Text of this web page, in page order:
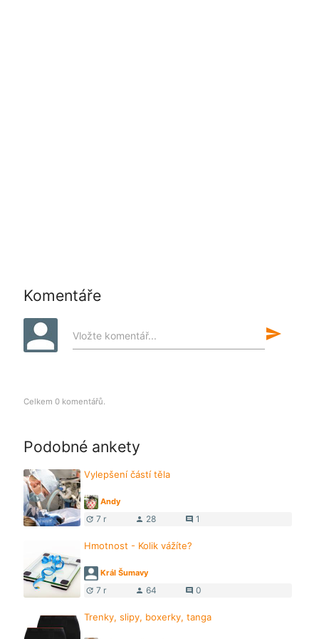
Komentáře
Vložte komentář... send
Celkem 0 komentářů.
Podobné ankety
Vylepšení částí těla
Andy
update 7 r person 28 comment 1
Hmotnost - Kolik vážíte?
Král Šumavy
update 7 r person 64 comment 0
Trenky, slipy, boxerky, tanga